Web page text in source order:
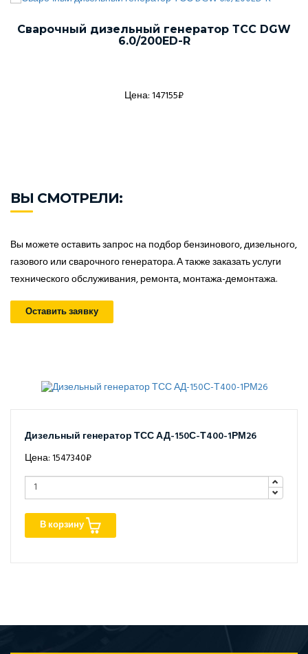
Сварочный дизельный генератор ТСС DGW
6.0/200ED-R
Цена: 147155₽
ВЫ СМОТРЕЛИ:
Вы можете оставить запрос на подбор бензинового, дизельного,
газового или сварочного генератора. А также заказать услуги
технического обслуживания, ремонта, монтажа-демонтажа.
Оставить заявку
Дизельный генератор ТСС АД-150С-Т400-1РМ26
Цена: 1547340₽
В корзину